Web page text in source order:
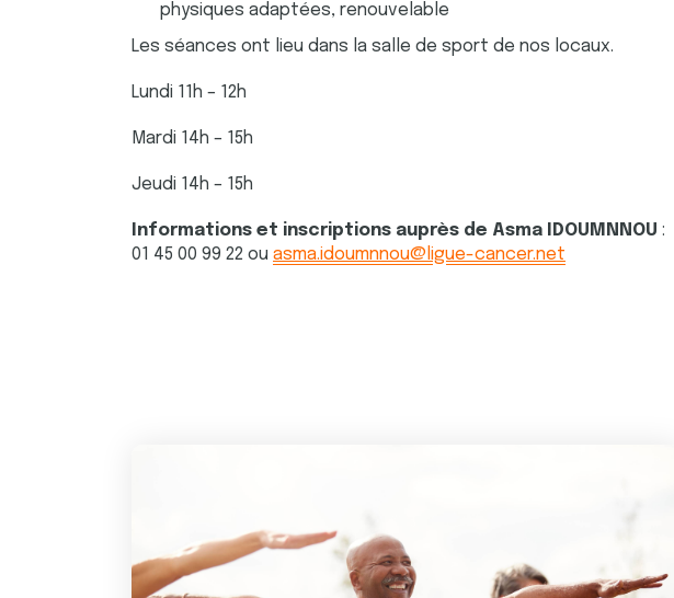
physiques adaptées, renouvelable
Les séances ont lieu dans la salle de sport de nos locaux.
Lundi 11h – 12h
Mardi 14h – 15h
Jeudi 14h – 15h
Informations et inscriptions auprès de Asma IDOUMNNOU :
01 45 00 99 22 ou asma.idoumnnou@ligue-cancer.net